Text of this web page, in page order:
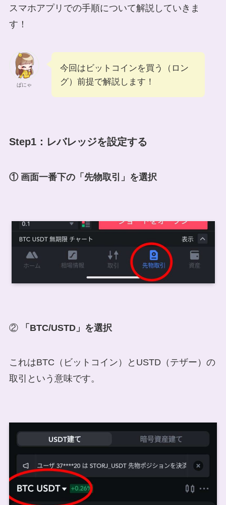
スマホアプリでの手順について解説していきま
す！
ぱにゃ
今回はビットコインを買う（ロン
グ）前提で解説します！
Step1：レバレッジを設定する
① 画面一番下の「先物取引」を選択
② 「BTC/USTD」を選択
これはBTC（ビットコイン）とUSTD（テザー）の
取引という意味です。